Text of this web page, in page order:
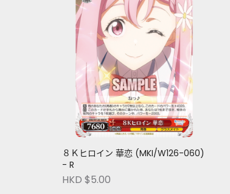
８Ｋヒロイン 華恋 (MKI/W126-060)
- R
HKD $5.00